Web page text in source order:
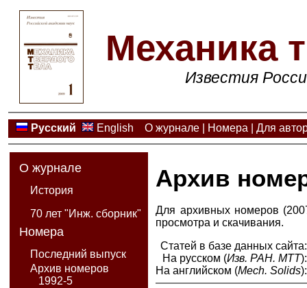
Механика
Известия
Русский English О журнале| Номера Для
О журнале
История
70 лет "Инж. сборник"
Номера
Последний выпуск
Архив номеров
1992-5
Архив
Для архивных номеров
просмотра и скачивания.
Статей в базе данных сайта:
На русском (Изв. РАН. МТТ):
На английском (Mech. Solids):